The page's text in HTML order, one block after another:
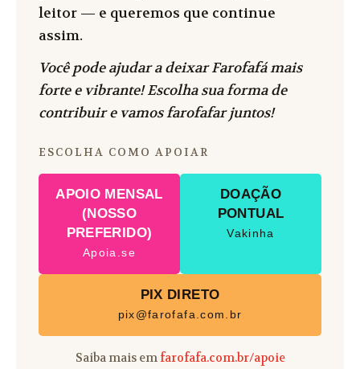
leitor — e queremos que continue
assim.
Você pode ajudar a deixar Farofafá mais
forte e vibrante! Escolha sua forma de
contribuir e vamos farofafar juntos!
ESCOLHA COMO APOIAR
APOIO MENSAL
(NOSSO
PREFERIDO)
Apoia.se
DOAÇÃO
PONTUAL
Vakinha
PIX DIRETO
pix@farofafa.com.br
Saiba mais emfarofafa.com.br/apoie